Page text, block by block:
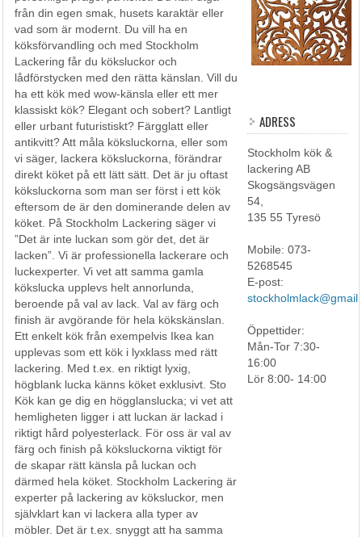
från din egen smak, husets karaktär eller
vad som är modernt. Du vill ha en
köksförvandling och med Stockholm
Lackering får du köksluckor och
lådförstycken med den rätta känslan. Vill du
ha ett kök med wow-känsla eller ett mer
klassiskt kök? Elegant och sobert? Lantligt
eller urbant futuristiskt? Färgglatt eller
antikvitt? Att måla köksluckorna, eller som
vi säger, lackera köksluckorna, förändrar
direkt köket på ett lätt sätt. Det är ju oftast
köksluckorna som man ser först i ett kök
eftersom de är den dominerande delen av
köket. På Stockholm Lackering säger vi
”Det är inte luckan som gör det, det är
lacken”. Vi är professionella lackerare och
luckexperter. Vi vet att samma gamla
kökslucka upplevs helt annorlunda,
beroende på val av lack. Val av färg och
finish är avgörande för hela kökskänslan.
Ett enkelt kök från exempelvis Ikea kan
upplevas som ett kök i lyxklass med rätt
lackering. Med t.ex. en riktigt lyxig,
högblank lucka känns köket exklusivt. Sto
Kök kan ge dig en högglanslucka; vi vet att
hemligheten ligger i att luckan är lackad i
riktigt hård polyesterlack. För oss är val av
färg och finish på köksluckorna viktigt för
de skapar rätt känsla på luckan och
därmed hela köket. Stockholm Lackering är
experter på lackering av köksluckor, men
självklart kan vi lackera alla typer av
möbler. Det är t.ex. snyggt att ha samma
ADRESS
Stockholm kök &
lackering AB
Skogsängsvägen
54,
135 55 Tyresö
Mobile: 073-
5268545
E-post:
Öppettider:
Mån-Tor 7:30-
16:00
Lör 8:00- 14:00